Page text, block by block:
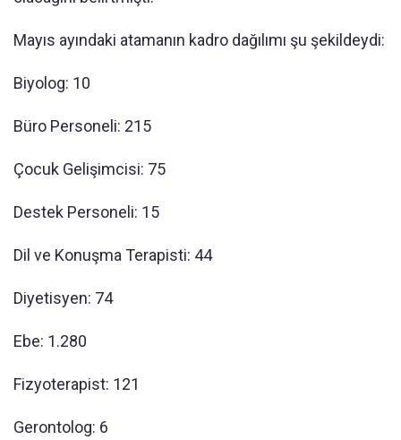
Mayıs ayındaki atamanın kadro dağılımı şu şekildeydi:
Biyolog: 10
Büro Personeli: 215
Çocuk Gelişimcisi: 75
Destek Personeli: 15
Dil ve Konuşma Terapisti: 44
Diyetisyen: 74
Ebe: 1.280
Fizyoterapist: 121
Gerontolog: 6